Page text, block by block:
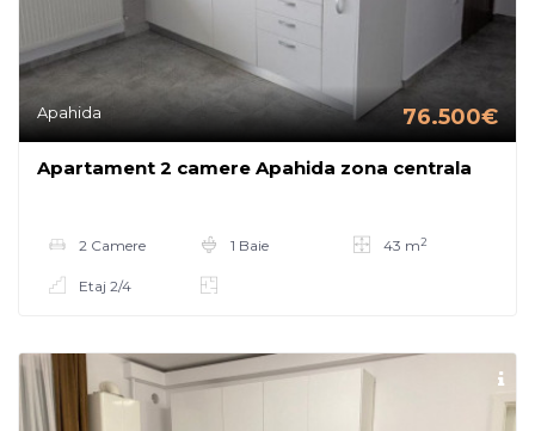
Apahida 76.500€
Apartament 2 camere Apahida zona centrala
2 Camere 1 Baie 43 m2
Etaj 2/4